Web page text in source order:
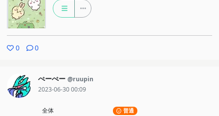
0 0
ぺーぺー @ruupin
2023-06-30 00:09
全体 普通